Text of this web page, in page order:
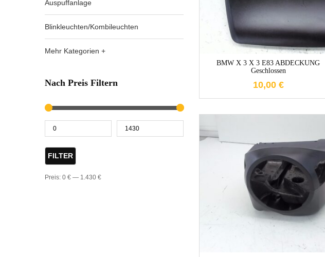
Auspuffanlage
Blinkleuchten/Kombileuchten
Mehr Kategorien +
Nach Preis Filtern
FILTER
Preis: 0 € — 1.430 €
BMW X 3 X 3 E83 ABDECKUNG
Geschlossen
10,00 €
1-3 Werktage